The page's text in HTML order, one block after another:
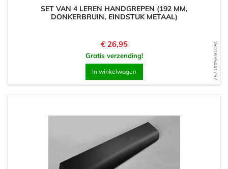
WD1635441757
SET VAN 4 LEREN HANDGREPEN (192 MM,
DONKERBRUIN, EINDSTUK METAAL)
Prijs
€ 26,95
Gratis verzending!
In winkelwagen